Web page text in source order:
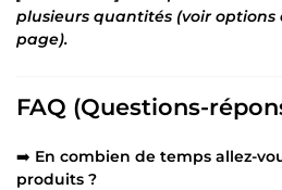
plusieurs quantités (voir options
page).
FAQ (Questions-
➡️ En combien de temps allez-
produits ?